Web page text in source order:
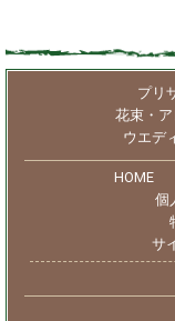
プリ
花束・
ウエデ
HOME
個
サ